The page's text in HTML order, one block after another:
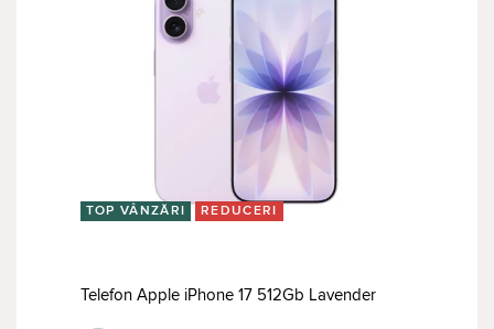
TOP VÂNZĂRI REDUCERI
Telefon Apple iPhone 17 512Gb Lavender